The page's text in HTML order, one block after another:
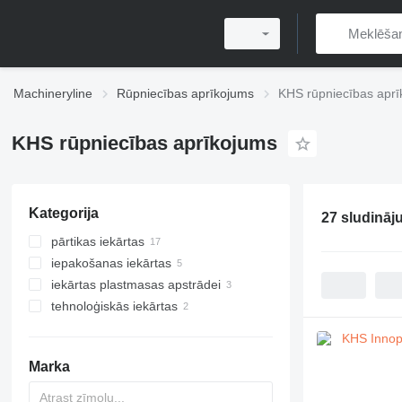
Machineryline Rūpniecības aprīkojums KHS rūpniecības
KHS rūpniecības aprīkojums
Kategorija
pārtikas iekārtas
dzērienu iekārtas
pildīšanas līnijas
bundžu pildīšanas iekārtas
alus darītavu aprīkojums
dzidrā alus tvertnes
iepakošanas iekārtas
palešu krautņotāji
pildīšanas līnijas
iekārtas plastmasas apstrādei
vakuuma iekrāvēji
tehnoloģiskās iekārtas
Marka
27